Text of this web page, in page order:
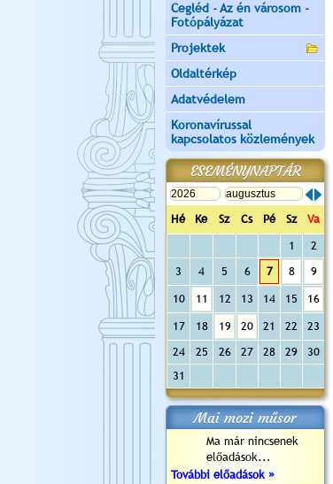
Cegléd - Az én városom -
Fotópályázat
Projektek
Oldaltérkép
Adatvédelem
Koronavírussal
kapcsolatos közlemények
ESEMÉNYNAPTÁR
Hé Ke Sz Cs Pé Sz
Va
1
2
3
4 5 6 7 8 9
10 11 12 13 14 15 16
17 18 19 20 21 22
23
24
25 26 27 28 29
30
31
Mai mozi műsor
Ma már nincsenek
előadások...
További előadások »